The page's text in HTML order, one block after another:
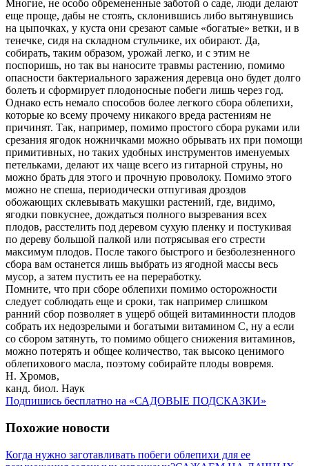
Многие, не особо обремененные заботой о саде, люди делают
еще проще, дабы не стоять, склонившись либо вытянувшись
на цыпочках, у куста они срезают самые «богатые» ветки, и в
тенечке, сидя на складном стульчике, их обирают. Да,
собирать, таким образом, урожай легко, и с этим не
поспоришь, но так вы наносите травмы растению, помимо
опасности бактериального заражения деревца оно будет долго
болеть и сформирует плодоносные побеги лишь через год.
Однако есть немало способов более легкого сбора облепихи,
которые ко всему прочему никакого вреда растениям не
причинят. Так, например, помимо простого сбора руками или
срезания ягодок ножничками можно обрывать их при помощи
примитивных, но таких удобных инструментов именуемых
петельками, делают их чаще всего из гитарной струны, но
можно брать для этого и прочную проволоку. Помимо этого
можно не спеша, периодически отпугивая дроздов
обожающих склевывать макушки растений, где, видимо,
ягодки повкуснее, дождаться полного вызревания всех
плодов, расстелить под деревом сухую пленку и постукивая
по дереву большой палкой или потрясывая его стрести
максимум плодов. После такого быстрого и безболезненного
сбора вам останется лишь выбрать из ягодной массы весь
мусор, а затем пустить ее на переработку.
Помните, что при сборе облепихи помимо осторожности
следует соблюдать еще и сроки, так например слишком
ранний сбор позволяет в ущерб общей витаминности плодов
собрать их недозрелыми и богатыми витамином С, ну а если
со сбором затянуть, то помимо общего снижения витаминов,
можно потерять и общее количество, так высоко ценимого
облепихового масла, поэтому собирайте плоды вовремя.
Н. Хромов,
канд. биол. Наук
Подпишись бесплатно на «САДОВЫЕ ПОДСКАЗКИ»
Похожие новости
Когда нужно заготавливать побеги облепихи для ее